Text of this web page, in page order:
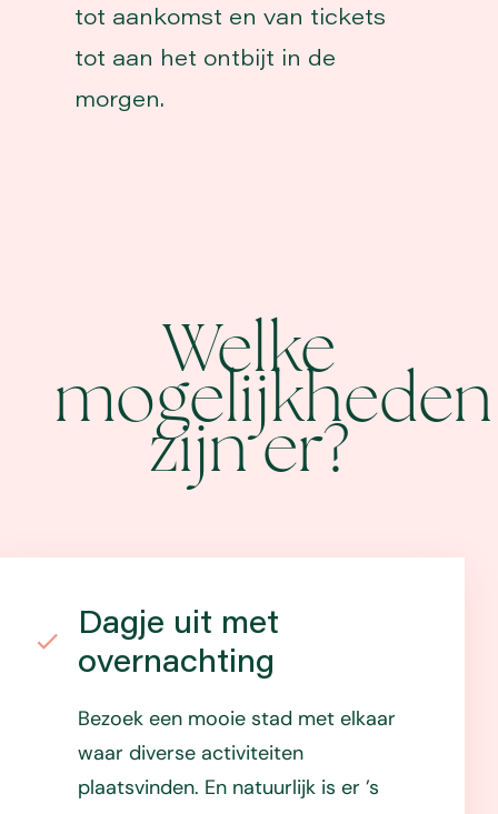
tot aankomst en van tickets
tot aan het ontbijt in de
morgen.
Welke
mogelijkheden
zijn er?
Dagje uit met
overnachting
Bezoek een mooie stad met elkaar
waar diverse activiteiten
plaatsvinden. En natuurlijk is er ’s